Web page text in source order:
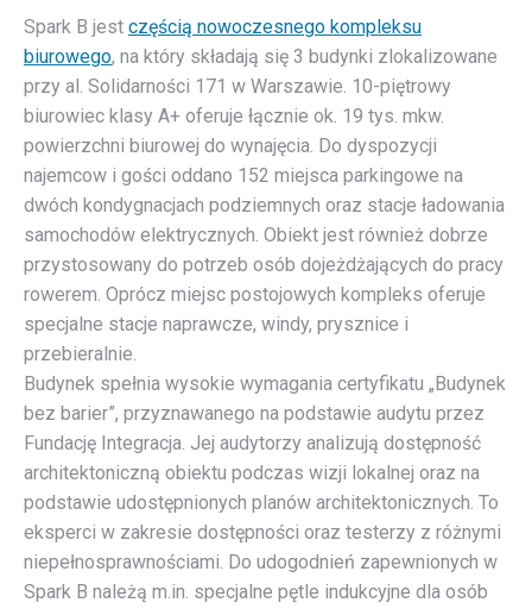
Spark B jest częścią nowoczesnego kompleksu
biurowego, na który składają się 3 budynki zlokalizowane
przy al. Solidarności 171 w Warszawie. 10-piętrowy
biurowiec klasy A+ oferuje łącznie ok. 19 tys. mkw.
powierzchni biurowej do wynajęcia. Do dyspozycji
najemcow i gości oddano 152 miejsca parkingowe na
dwóch kondygnacjach podziemnych oraz stacje ładowania
samochodów elektrycznych. Obiekt jest również dobrze
przystosowany do potrzeb osób dojeżdżających do pracy
rowerem. Oprócz miejsc postojowych kompleks oferuje
specjalne stacje naprawcze, windy, prysznice i
przebieralnie.
Budynek spełnia wysokie wymagania certyfikatu „Budynek
bez barier”, przyznawanego na podstawie audytu przez
Fundację Integracja. Jej audytorzy analizują dostępność
architektoniczną obiektu podczas wizji lokalnej oraz na
podstawie udostępnionych planów architektonicznych. To
eksperci w zakresie dostępności oraz testerzy z różnymi
niepełnosprawnościami. Do udogodnień zapewnionych w
Spark B należą m.in. specjalne pętle indukcyjne dla osób